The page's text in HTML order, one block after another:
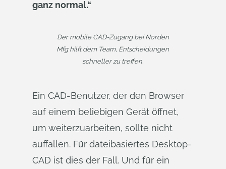
ganz normal.“
Der mobile CAD-Zugang bei Norden
Mfg hilft dem Team, Entscheidungen
schneller zu treffen.
Ein CAD-Benutzer, der den Browser
auf einem beliebigen Gerät öffnet,
um weiterzuarbeiten, sollte nicht
auffallen. Für dateibasiertes Desktop-
CAD ist dies der Fall. Und für ein